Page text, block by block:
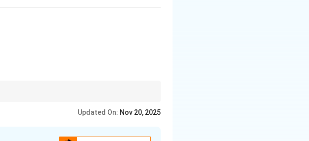
जैसे 'हाथ में संजीवक' और 'उसमुख का गान'।
है, और यहाँ कवि की इच्छा है कि वह अपने गान
Updated On: Nov 20, 2025